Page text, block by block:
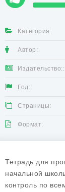
Категория:
Автор:
Издательство::
Год:
Страницы:
Формат:
Тетрадь для
начальной
контроль по